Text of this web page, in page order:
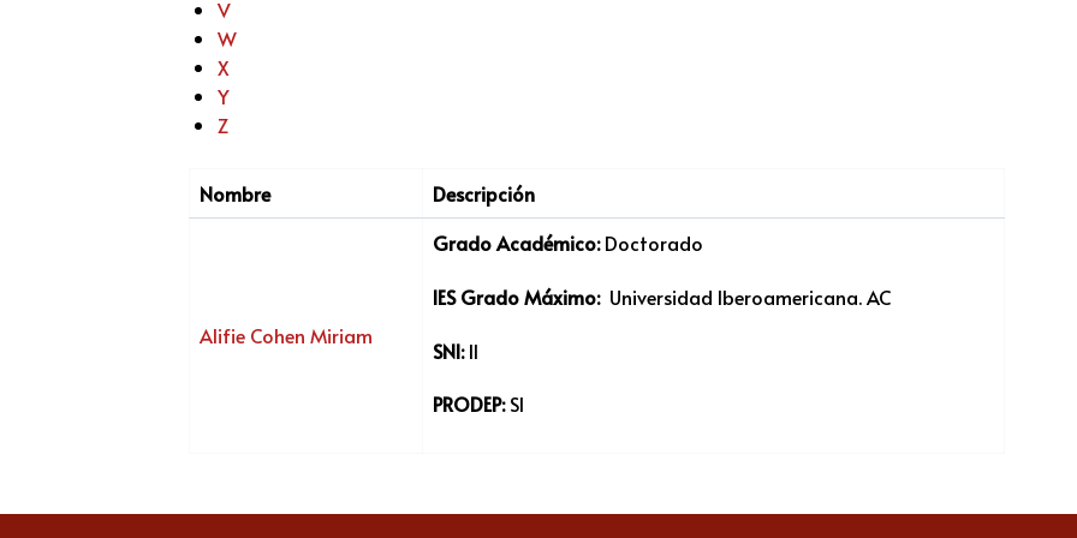
V
W
X
Y
Z
Nombre Descripción
Alifie Cohen Miriam
Grado Académico:Doctorado
IES Grado Máximo: Universidad Iberoamericana. AC
SNI:II
PRODEP:SI